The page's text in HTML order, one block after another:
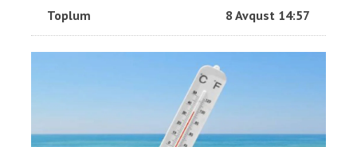
Toplum 8 Avqust 14:57